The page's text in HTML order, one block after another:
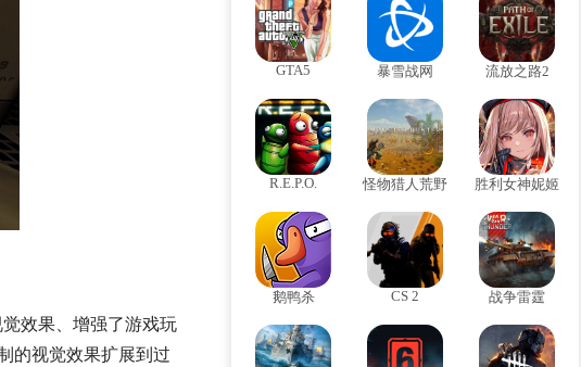
觉效果、增强了游戏玩
的视觉效果扩展到过
GTA5 暴雪战网 流放之路2
R.E.P.O. 怪物猎人荒野 胜利女神妮姬
鹅鸭杀 CS 2 战争雷霆